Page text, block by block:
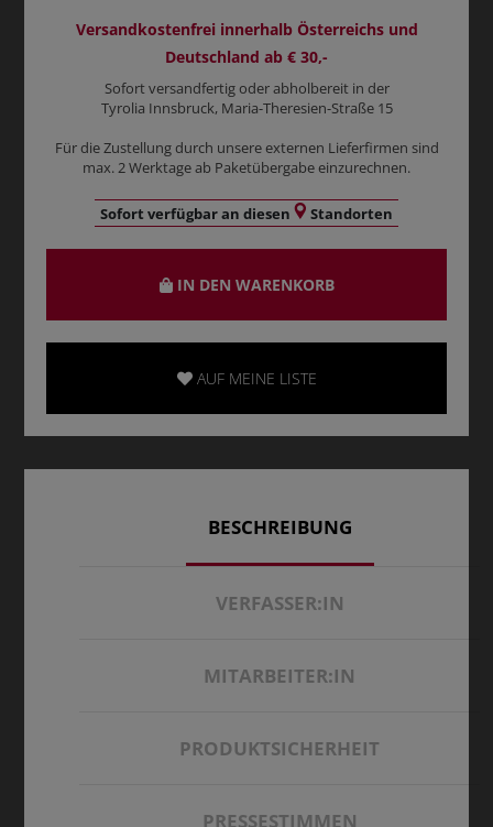
Versandkostenfrei innerhalb Österreichs und
Deutschland ab € 30,-
Sofort versandfertig oder abholbereit in der
Tyrolia Innsbruck, Maria-Theresien-Straße 15
Für die Zustellung durch unsere externen Lieferfirmen sind
max. 2 Werktage ab Paketübergabe einzurechnen.
Sofort verfügbar an diesen Standorten
IN DEN WARENKORB
AUF MEINE LISTE
BESCHREIBUNG
VERFASSER:IN
MITARBEITER:IN
PRODUKTSICHERHEIT
PRESSESTIMMEN